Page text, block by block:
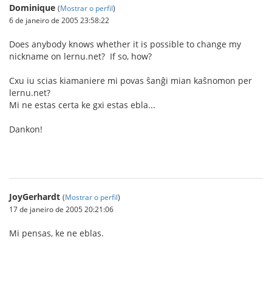
Dominique (Mostrar o perfil)
6 de janeiro de 2005 23:58:22
Does anybody knows whether it is possible to change my
nickname on lernu.net? If so, how?
Cxu iu scias kiamaniere mi povas ŝanĝi mian kaŝnomon per
lernu.net?
Mi ne estas certa ke gxi estas ebla...
Dankon!
JoyGerhardt (Mostrar o perfil)
17 de janeiro de 2005 20:21:06
Mi pensas, ke ne eblas.